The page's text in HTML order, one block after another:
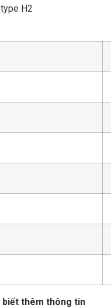
H2
biết thêm thông tin